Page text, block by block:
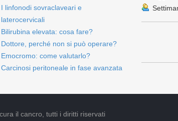
I linfonodi sovraclaveari e
laterocervicali
Bilirubina elevata: cosa fare?
Dottore, perché non si può operare?
Emocromo: come valutarlo?
Carcinosi peritoneale in fase avanzata
il cancro, tutti i diritti riservati